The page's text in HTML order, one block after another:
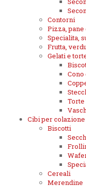
Contorni
Pizza, pane
Specialita,
Frutta,
Gelati e
Cono
Cibi per colazione
Biscotti
Cereali
Merendine